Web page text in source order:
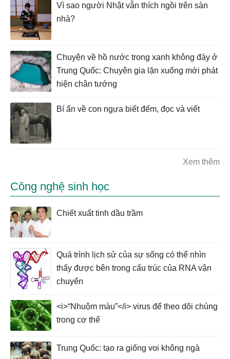
Vì sao người Nhật vẫn thích ngồi trên sàn
nhà?
Chuyện về hồ nước trong xanh không đáy ở
Trung Quốc: Chuyên gia lặn xuống mới phát
hiện chân tướng
Bí ẩn về con ngựa biết đếm, đọc và viết
Xem thêm
Công nghệ sinh học
Chiết xuất tinh dầu trầm
Quá trình lịch sử của sự sống có thể nhìn
thấy được bên trong cấu trúc của RNA vận
chuyển
<i>“Nhuộm màu”</i> virus để theo dõi chúng
trong cơ thể
Trung Quốc: tạo ra giống voi không ngà